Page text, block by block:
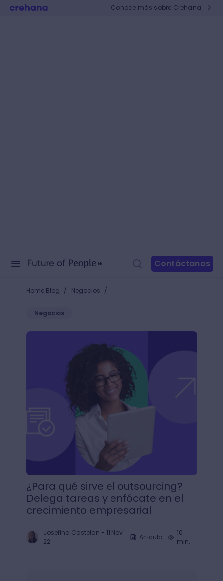
Conoce más sobre Crehana
Contáctanos
Home Blog / Negocios /
Negocios
¿Para qué sirve el outsourcing? Delega tareas y
¿Para qué sirve el outsourcing?
Delega tareas y enfócate en el
crecimiento empresarial
Josefina Castelan - 11 Nov
22
Articulo
10
min.